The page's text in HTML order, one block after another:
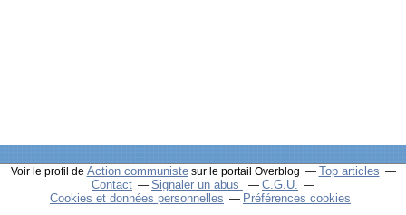
Voir le profil de Action communistesur le portail Overblog
Top articles
Contact
Signaler un abus
C.G.U.
Cookies et données personnelles
Préférences cookies